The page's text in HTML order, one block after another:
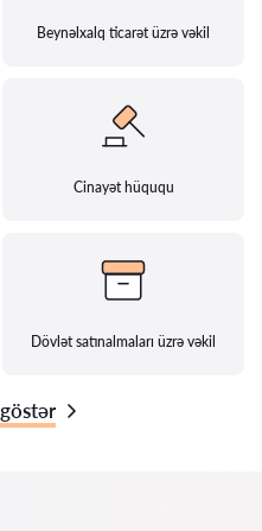
Beynəlxalq ticarət üzrə vəkil
Cinayət hüququ
Dövlət satınalmaları üzrə vəkil
göstər